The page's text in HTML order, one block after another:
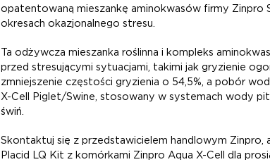
opatentowaną mieszankę aminokwasów firmy
okresach okazjonalnego stresu.
Ta odżywcza mieszanka roślinna i kompleks
przed stresującymi sytuacjami, takimi jak gryzienie
zmniejszenie częstości gryzienia o 54,5%, a pobór
X-Cell Piglet/Swine, stosowany w systemach wody
świń.
Skontaktuj się z przedstawicielem handlowym
Placid LQ Kit z komórkami Zinpro Aqua X-Cell dla